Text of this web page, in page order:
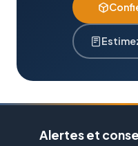
Alertes et